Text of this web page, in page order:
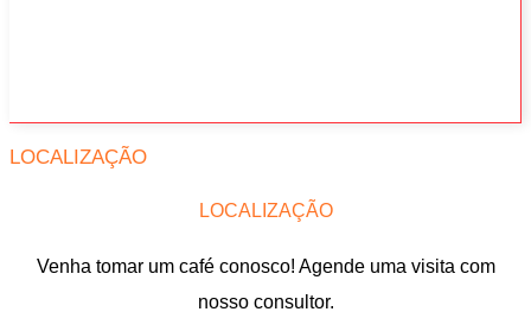
LOCALIZAÇÃO
LOCALIZAÇÃO
Venha tomar um café conosco! Agende uma visita com
nosso consultor.